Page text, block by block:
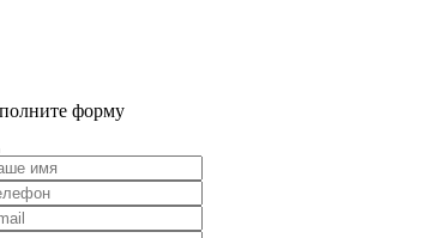
форму